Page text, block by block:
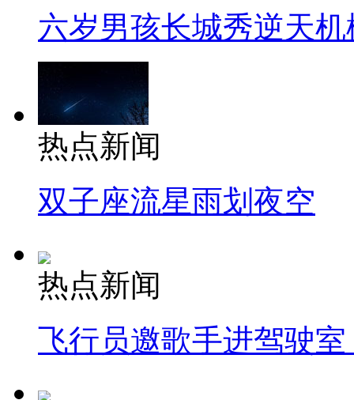
六岁男孩长城秀逆天机
热点新闻
双子座流星雨划夜空
热点新闻
飞行员邀歌手进驾驶